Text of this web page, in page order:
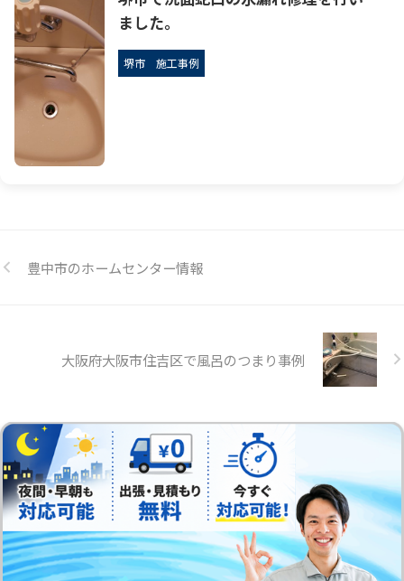
ました。
堺市 施工事例
豊中市のホームセンター情報
大阪府大阪市住吉区で風呂のつまり事例